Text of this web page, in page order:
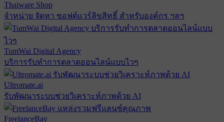
Thaiware Shop
จำหน่าย จัดหา ซอฟต์แวร์ลิขสิทธิ์ สำหรับองค์กร ฯลฯ
TumWai Digital Agency
บริการรับทำการตลาดออนไลน์แบบไวๆ
Ultromate.ai
รับพัฒนาระบบช่วยวิเคราะห์ภาพด้วย AI
FreelanceBay